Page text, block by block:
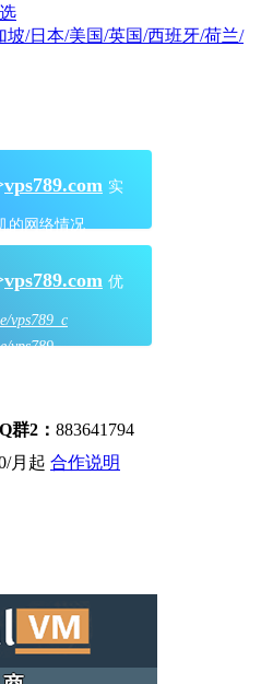
坡/日本/美国/英国/西班牙/荷兰/
vps789.com 实
的网络情况
vps789.com 优
vps789_c
vps789
Q群2： 883641794
月起 合作说明